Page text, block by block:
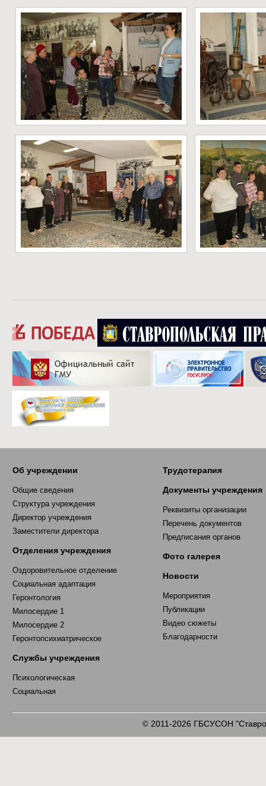
Об учреждении
Общие сведения
Структура учреждения
Директор учреждения
Заместители директора
Отделения учреждения
Оздоровительное отделение
Социальная адаптация
Геронтология
Милосердие 1
Милосердие 2
Геронтопсихиатрическое
Службы учреждения
Психологическая
Социальная
Трудотерапия
Документы учреждения
Реквизиты организации
Перечень документов
Предписания органов
Фото галерея
Новости
Мероприятия
Публикации
Видео сюжеты
Благодарности
©2011-2026 ГБСУСОН